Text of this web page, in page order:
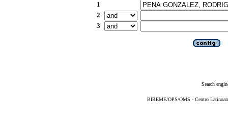
1
2
3
Search
BIREME/OPS/OMS - Centro